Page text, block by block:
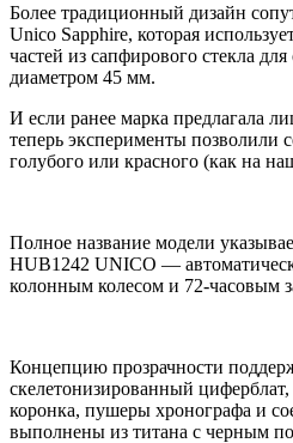
Более традиционный дизайн
Unico Sapphire, которая
частей из сапфирового стекла для
диаметром 45 мм.
И если ранее марка предлагала
теперь эксперименты позволили
голубого или красного (как на
Полное название модели
HUB1242 UNICO —
колонным колесом и 72-часовым
Концепцию прозрачности
скелетонизированный
коронка, пушеры хронографа и
выполнены из титана с черным